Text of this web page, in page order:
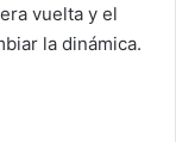
vuelta y el
la dinámica.